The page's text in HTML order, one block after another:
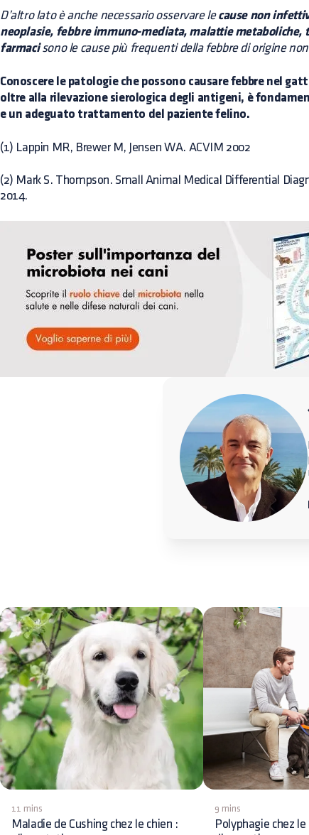
D’altro lato è anche necessario osservare lecause non
neoplasie, febbre immuno-mediata, malattie metaboliche,
farmacisono le cause più frequenti della febbre di origine
Conoscere le patologie che possono causare febbre nel
oltre alla rilevazione sierologica degli antigeni, è
e un adeguato trattamento del paziente felino.
(1) Lappin MR, Brewer M, Jensen WA. ACVIM 2002
(2) Mark S. Thompson. Small Animal Medical Differential
2014.
11 mins
Maladie de Cushing chez le chien :
9 mins
Polyphagie chez